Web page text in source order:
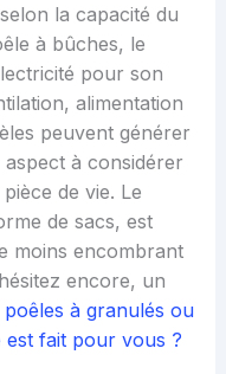
la capacité du
à bûches, le
pour son
alimentation
peuvent générer
à considérer
de vie. Le
de sacs, est
moins encombrant
encore, un
poêles à granulés ou
est fait pour vous ?